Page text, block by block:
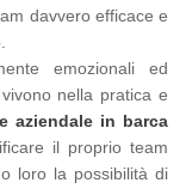
davvero efficace e
emozionali ed
nella pratica e
aziendale in barca
il proprio team
loro la possibilità di